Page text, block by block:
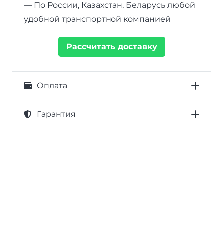
— По России, Казахстан, Беларусь любой
удобной транспортной компанией
Рассчитать доставку
Оплата
Гарантия